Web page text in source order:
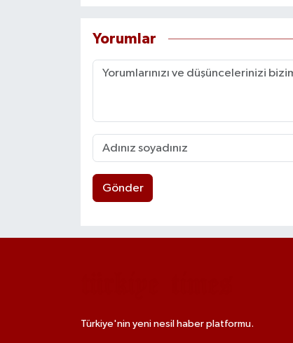
Yorumlar
Gönder
Türkiye'nin yeni nesil haber platformu.